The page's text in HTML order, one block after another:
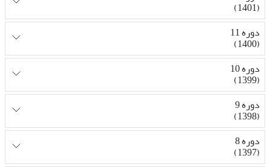
(1401)
دوره 11
(1400)
دوره 10
(1399)
دوره 9
(1398)
دوره 8
(1397)